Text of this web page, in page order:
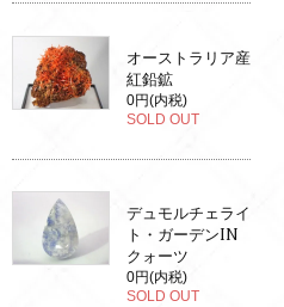
オーストラリア産
紅鉛鉱
0円(内税)
SOLD OUT
デュモルチェライ
ト・ガーデンIN
クォーツ
0円(内税)
SOLD OUT